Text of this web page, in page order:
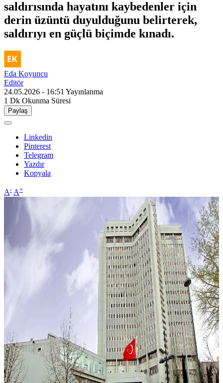
saldırısında hayatını kaybedenler için
derin üzüntü duyulduğunu belirterek,
saldırıyı en güçlü biçimde kınadı.
Eda Koyuncu
Editör
24.05.2026 - 16:51 Yayınlanma
1 Dk Okunma Süresi
Paylaş
Linkedin
Pinterest
Telegram
Yazdır
Kopyala
A- A+